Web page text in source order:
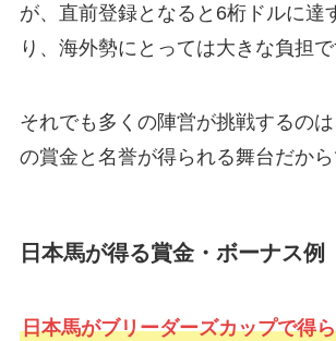
が、直前登録となると6桁ドルに達
り、海外勢にとっては大きな負担で
それでも多くの陣営が挑戦するの
の賞金と名誉が得られる舞台だから
日本馬が得る賞金・ボーナス例
日本馬がブリーダーズカップで得